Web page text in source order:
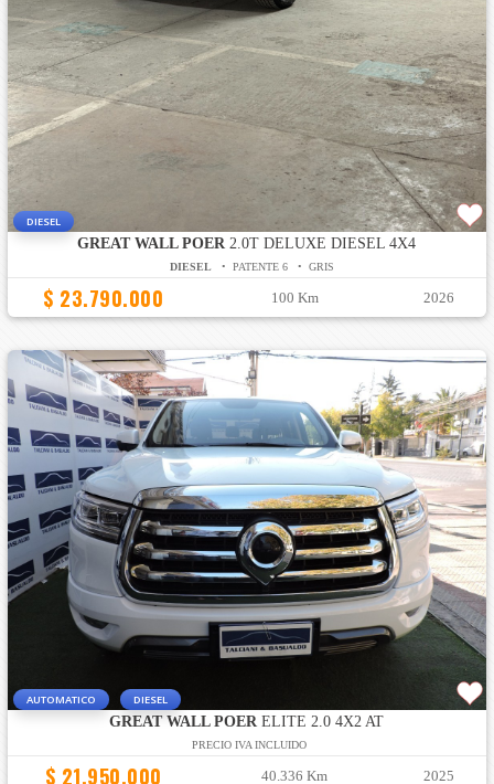
DIESEL
GREAT WALL POER 2.0T DELUXE DIESEL 4X4
DIESEL • PATENTE 6 • GRIS
$ 23.790.000 100 Km 2026
AUTOMATICO DIESEL
GREAT WALL POER ELITE 2.0 4X2 AT
PRECIO IVA INCLUIDO
$ 21.950.000 40.336 Km 2025